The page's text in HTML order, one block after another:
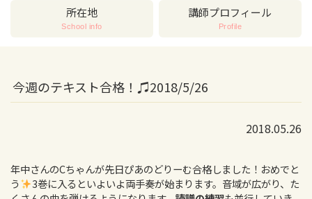
所在地
School info
講師プロフィール
Profile
今週のテキスト合格！♫2018/5/26
2018.05.26
年中さんのCちゃんが先日ぴあのどりーむ合格しました！おめでと
う
3巻に入るといよいよ両手奏が始まります。音域が広がり、た